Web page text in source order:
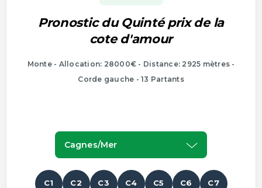
Pronostic du Quinté prix de la
cote d'amour
Monte - Allocation: 28000€ - Distance: 2925 mètres -
Corde gauche - 13 Partants
Cagnes/mer
C1 C2 C3 C4 C5 C6 C7